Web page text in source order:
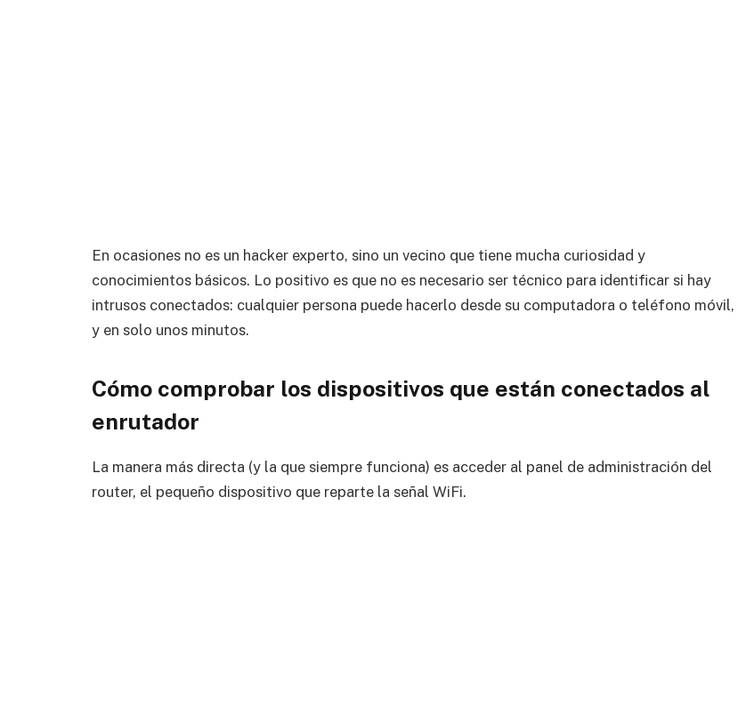
En ocasiones no es un hacker experto, sino un vecino que tiene mucha curiosidad y
conocimientos básicos. Lo positivo es que no es necesario ser técnico para identificar si hay
intrusos conectados: cualquier persona puede hacerlo desde su computadora o teléfono móvil,
y en solo unos minutos.
Cómo comprobar los dispositivos que están conectados al
enrutador
La manera más directa (y la que siempre funciona) es acceder al panel de administración del
router, el pequeño dispositivo que reparte la señal WiFi.